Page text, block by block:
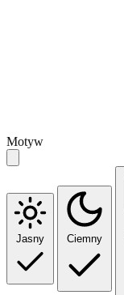
Motyw
Jasny Ciemny